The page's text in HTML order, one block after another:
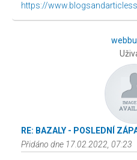
https://
RE: BAZALY - POSLEDNÍ
Přidáno dne 17.02.2022, 07:23